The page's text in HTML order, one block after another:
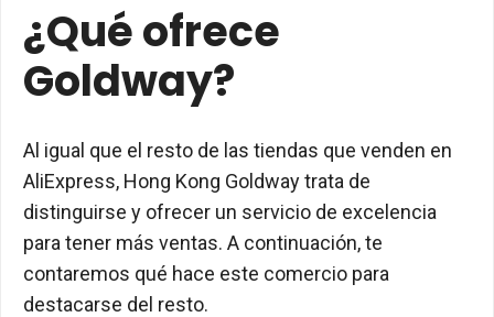
¿Qué ofrece
Goldway?
Al igual que el resto de las tiendas que venden en
AliExpress, Hong Kong Goldway trata de
distinguirse y ofrecer un servicio de excelencia
para tener más ventas. A continuación, te
contaremos qué hace este comercio para
destacarse del resto.